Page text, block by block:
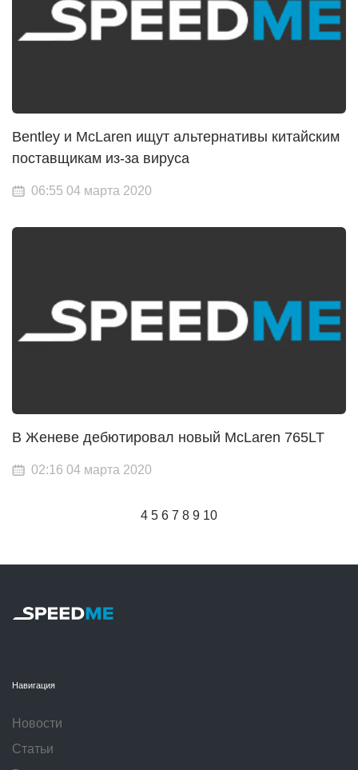
Bentley и McLaren ищут альтернативы китайским
поставщикам из-за вируса
06:55 04 марта 2020
В Женеве дебютировал новый McLaren 765LT
02:16 04 марта 2020
4 5 6 7 8 9 10
Навигация
Новости
Статьи